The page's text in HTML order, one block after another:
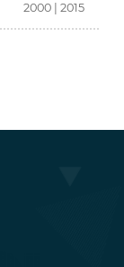
2000 | 2015